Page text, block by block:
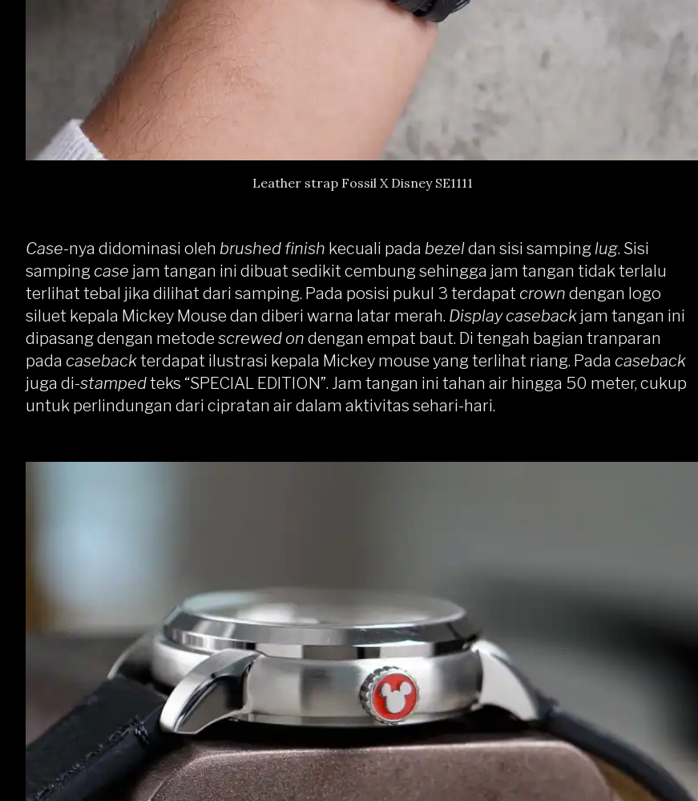
Leather strap Fossil X Disney SE1111
Case-nya didominasi oleh brushed finish kecuali pada bezeldan sisi samping lug. Sisi
samping case jam tangan ini dibuat sedikit cembung sehingga jam tangan tidak terlalu
terlihat tebal jika dilihat dari samping. Pada posisi pukul 3 terdapat crown dengan logo
siluet kepala Mickey Mouse dan diberi warna latar merah. Display caseback jam tangan ini
dipasang dengan metode screwed on dengan empat baut. Di tengah bagian tranparan
pada casebackterdapat ilustrasi kepala Mickey mouse yang terlihat riang. Pada caseback
juga di-stampedteks “SPECIAL EDITION”. Jam tangan ini tahan air hingga 50 meter, cukup
untuk perlindungan dari cipratan air dalam aktivitas sehari-hari.